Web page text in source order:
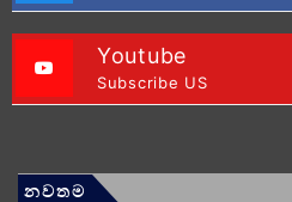
Youtube
Subscribe US
නවතම